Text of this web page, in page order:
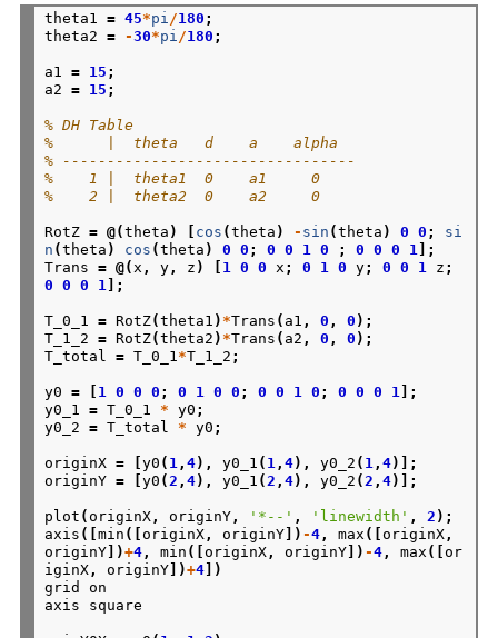
theta1 = 45*pi/180 ;
theta2
= -30*pi/180 ;
a1 = 15 ;
a2
= 15 ;
% DH Table
%      |  theta   d    a    alpha
% ---------------------------------
%    1 |  theta1  0    a1     0
%    2 |  theta2  0    a2     0
RotZ = @(theta ) cos (theta ) - sin (theta ) 0 0 ;
si
n (theta ) cos (theta ) 0 0 ; 0 0 1 0 ; 0 0 0 1 ];
Trans
= @(x , y, z ) 1 0 0 x ; 0 1 0 y; 0 0 1 z ;
0
0 0 1 ];
T_0_1 = RotZ(theta1 ) *Trans ( a1 , 0 , 0 );
T_1_2
= RotZ(theta2 ) *Trans ( a2 , 0 , 0 );
T_total
= T_0_1*T_1_2 ;
y0 = 1 0 0 0 ; 0 1 0 0 ; 0 0 1 0 ; 0 0 0 1 ];
y0_1
= T_0_1 * y0 ;
y0_2
= T_total * y0 ;
originX = [y0 ( 1,4), y0_1 ( 1,4), y0_2 ( 1,4)];
originY = [y0 (2 ,4), y0_1 (2 ,4), y0_2 (2 ,4)];
plot (originX, originY, '*--' , 'linewidth' , 2 );
axis ([min ([originX, originY ]) -4, max ([originX,
originY ])+4, min ([originX, originY ]) -4, max ([or
iginX, originY ])+4 ])
grid
on
axis
square